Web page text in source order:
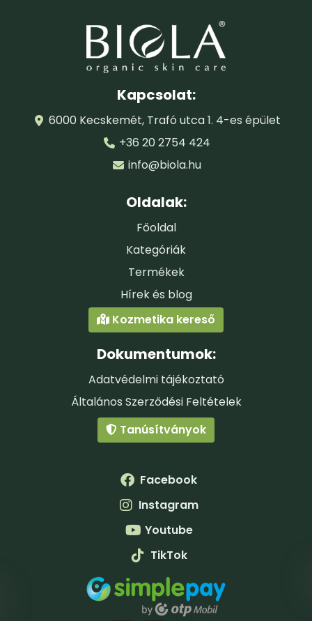
Kapcsolat:
6000 Kecskemét, Trafó utca 1. 4-es épület
+36 20 2754 424
info@biola.hu
Oldalak:
Főoldal
Kategóriák
Termékek
Hírek és blog
Kozmetika kereső
Dokumentumok:
Adatvédelmi tájékoztató
Általános Szerződési Feltételek
Tanúsítványok
Facebook
Instagram
Youtube
TikTok